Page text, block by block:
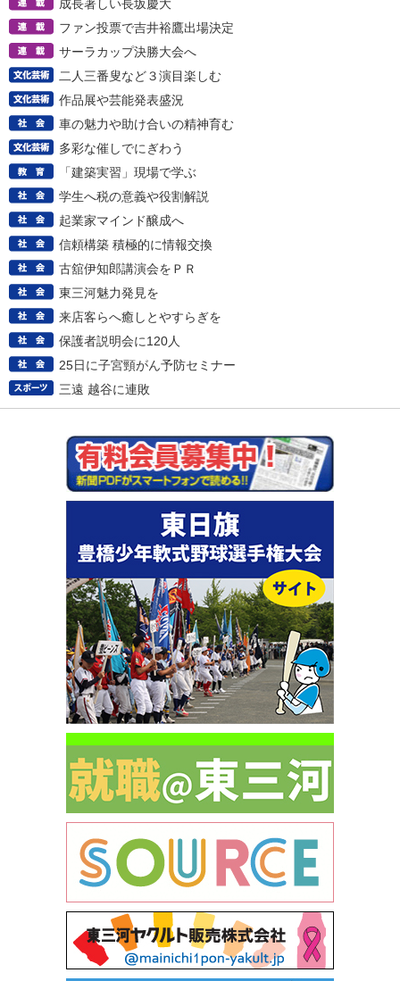
成長著しい長坂慶大
ファン投票で吉井裕鷹出場決定
サーラカップ決勝大会へ
二人三番叟など３演目楽しむ
作品展や芸能発表盛況
車の魅力や助け合いの精神育む
多彩な催しでにぎわう
「建築実習」現場で学ぶ
学生へ税の意義や役割解説
起業家マインド醸成へ
信頼構築 積極的に情報交換
古舘伊知郎講演会をＰＲ
東三河魅力発見を
来店客らへ癒しとやすらぎを
保護者説明会に120人
25日に子宮頸がん予防セミナー
三遠 越谷に連敗